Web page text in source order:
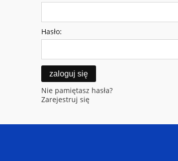
Hasło:
zaloguj się
Nie pamiętasz hasła?
Zarejestruj się